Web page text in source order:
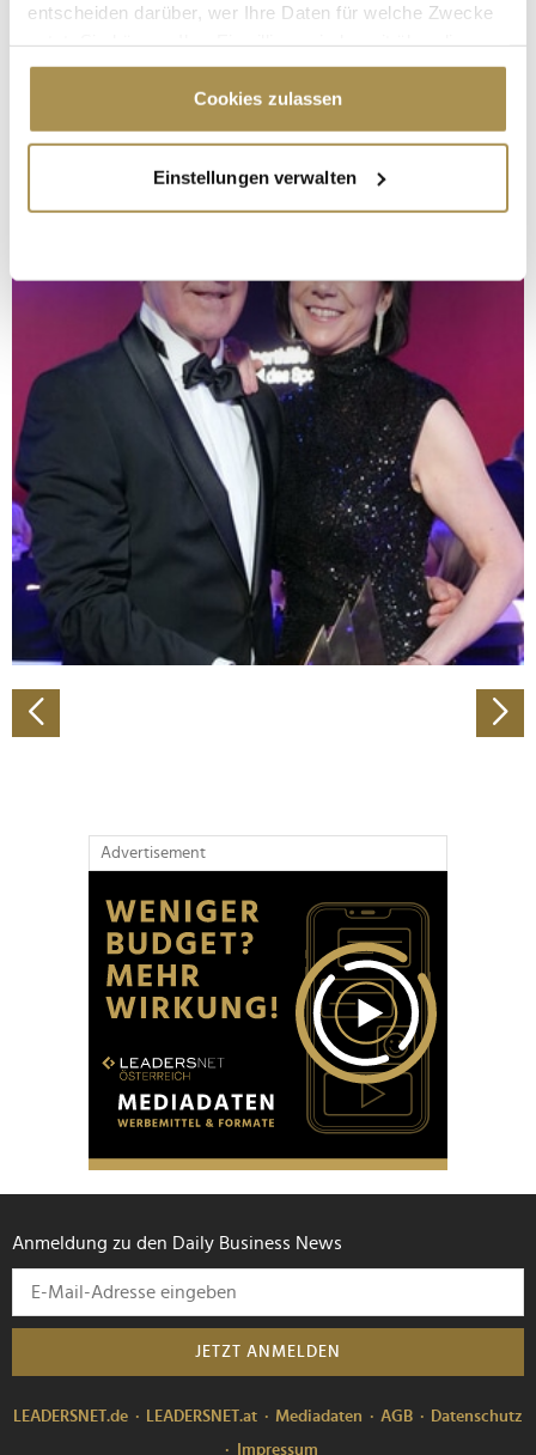
entscheiden darüber, wer Ihre Daten für welche Zwecke
Cookie-Erklärung oder durch Klicken auf das Privacy
Trigger Symbol ändern oder widerrufen
Informationen über Ihre geografische Lage
erfassen, welche bis auf einige Meter genau sein
bestimmten Merkmalen (Fingerprinting) identifizieren
Erfahren Sie mehr darüber, wie Ihre persönlichen Daten
verarbeitet werden, und legen Sie Ihre Präferenzen im
Abschnitt Einzelheitenfest.
Wir verwenden Cookies, um Inhalte und Anzeigen zu
personalisieren, Funktionen für soziale Medien anbieten
zu können und die Zugriffe auf unsere Website zu
analysieren. Außerdem geben wir Informationen zu Ihrer
Verwendung unserer Website an unsere Partner für
soziale Medien, Werbung und Analysen weiter. Unsere
Partner führen diese Informationen möglicherweise mit
weiteren Daten zusammen, die Sie ihnen bereitgestellt
gesammelt haben.
Cookies zulassen
Einstellungen verwalten
Advertisement
Anmeldung zu den Daily Business News
JETZT ANMELDEN
LEADERSNET.de LEADERSNET.at Mediadaten AGB
Datenschutz
Impressum